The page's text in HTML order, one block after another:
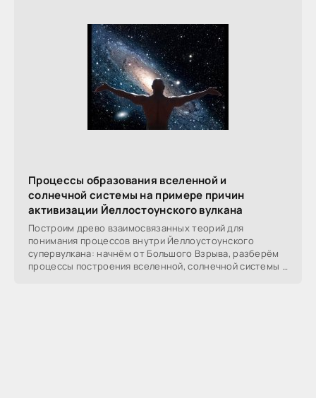
Процессы образования вселенной и
солнечной системы на примере причин
активизации Йеллостоунского вулкана
Построим древо взаимосвязанных теорий для
понимания процессов внутри Йеллоустоунского
супервулкана: начнём от Большого Взрыва, разберём
процессы построения вселенной, солнечной системы в